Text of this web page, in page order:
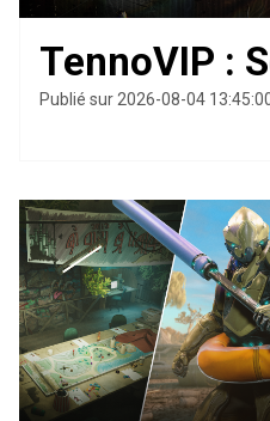
TennoVIP :
Publié sur 2026-08-04